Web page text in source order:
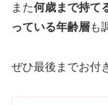
また何歳まで持て
っている年齢層も
ぜひ最後までお付